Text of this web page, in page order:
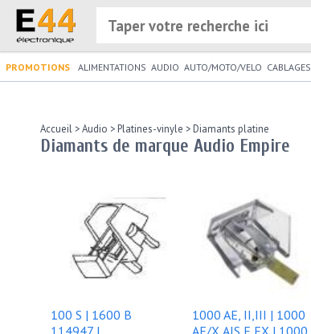
PROMOTIONS ALIMENTATIONS AUDIO AUTO/MOTO/VELO CABLAGES
Accueil >Audio >Platines-vinyle >Diamants platine
Diamants de marque Audio Empire
100 S | 1600 B
114947 |
1000 AE, II,III | 1000
AE/X,AJS,E,EX | 1000